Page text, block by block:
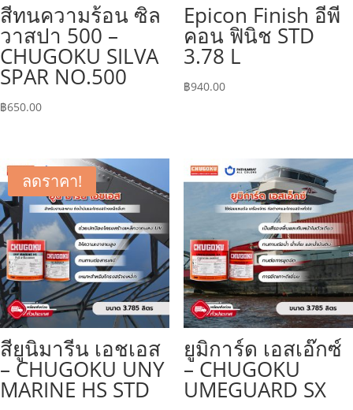
สีทนความร้อน ซิล
วาสปา 500 –
CHUGOKU SILVA
SPAR NO.500
฿650.00
Epicon Finish อีพี
คอน ฟินิช STD
3.78 L
฿940.00
ลดราคา!
สียูนิมารีน เอชเอส
– CHUGOKU UNY
MARINE HS STD
ยูมิการ์ด เอสเอ๊กซ์
– CHUGOKU
UMEGUARD SX